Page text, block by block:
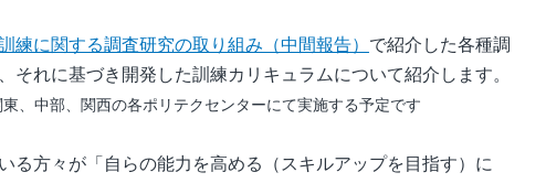
練に関する調査研究の取り組み（中間報告） で紹介した各種調
れに基づき開発した訓練カリキュラムについて紹介します。
、中部、関西の各ポリテクセンターにて実施する予定です
る方々が「自らの能力を高める（スキルアップを目指す）に